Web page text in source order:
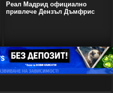
Реал Мадрид официално
привлече Дензъл Дъмфрис